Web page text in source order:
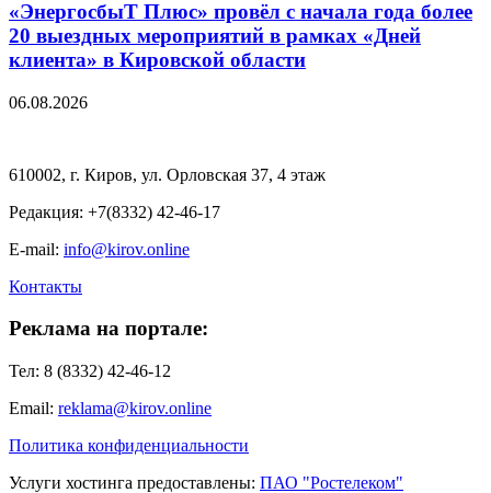
«ЭнергосбыТ Плюс» провёл с начала года более
20 выездных мероприятий в рамках «Дней
клиента» в Кировской области
06.08.2026
610002, г. Киров, ул. Орловская 37, 4 этаж
Редакция: +7(8332) 42-46-17
E-mail: info@kirov.online
Контакты
Реклама на портале:
Тел: 8 (8332) 42-46-12
Email: reklama@kirov.online
Политика конфиденциальности
Услуги хостинга предоставлены: ПАО "Ростелеком"